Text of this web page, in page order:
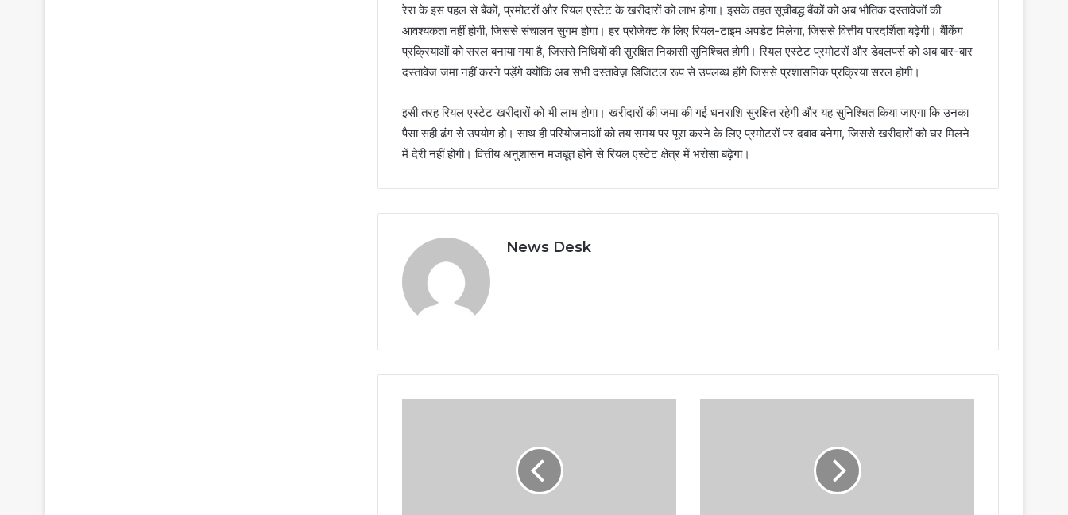
रेरा के इस पहल से बैंकों, प्रमोटरों और रियल एस्टेट के खरीदारों को लाभ होगा। इसके तहत सूचीबद्ध बैंकों को अब भौतिक दस्तावेजों की
आवश्यकता नहीं होगी, जिससे संचालन सुगम होगा। हर प्रोजेक्ट के लिए रियल-टाइम अपडेट मिलेगा, जिससे वित्तीय पारदर्शिता बढ़ेगी। बैंकिंग
प्रक्रियाओं को सरल बनाया गया है, जिससे निधियों की सुरक्षित निकासी सुनिश्चित होगी। रियल एस्टेट प्रमोटरों और डेवलपर्स को अब बार-बार
दस्तावेज जमा नहीं करने पड़ेंगे क्योंकि अब सभी दस्तावेज़ डिजिटल रूप से उपलब्ध होंगे जिससे प्रशासनिक प्रक्रिया सरल होगी।
इसी तरह रियल एस्टेट खरीदारों को भी लाभ होगा। खरीदारों की जमा की गई धनराशि सुरक्षित रहेगी और यह सुनिश्चित किया जाएगा कि उनका
पैसा सही ढंग से उपयोग हो। साथ ही परियोजनाओं को तय समय पर पूरा करने के लिए प्रमोटरों पर दबाव बनेगा, जिससे खरीदारों को घर मिलने
में देरी नहीं होगी। वित्तीय अनुशासन मजबूत होने से रियल एस्टेट क्षेत्र में भरोसा बढ़ेगा।
News Desk